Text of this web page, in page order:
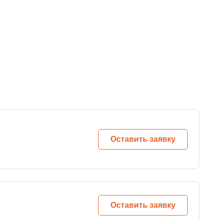
Оставить заявку
Оставить заявку